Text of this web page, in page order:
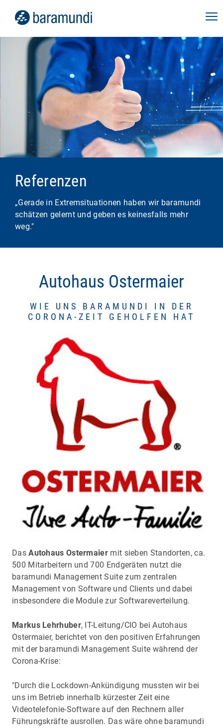
Referenzen
„Gerade in Extremsituationen haben wir baramundi
schätzen gelernt und geben es keinesfalls mehr
weg."
Autohaus Ostermaier
WIE UNS BARAMUNDI IN DER
CORONA-ZEIT GEHOLFEN HAT
DasAutohaus Ostermaier mit sieben Standorten, ca.
500 Mitarbeitern und 700 Endgeräten nutzt die
baramundi Management Suite zum zentralen
Management von Software und Clients und dabei
insbesondere die Module zur Softwareverteilung.
Markus Lehrhuber, IT-Leitung/CIO bei Autohaus
Ostermaier, berichtet von den positiven Erfahrungen
mit der baramundi Management Suite während der
Corona-Krise:
"Durch die Lockdown-Ankündigung mussten wir bei
uns im Betrieb innerhalb kürzester Zeit eine
Videotelefonie-Software auf den Rechnern aller
Führungskräfte ausrollen. Das wäre ohne baramundi